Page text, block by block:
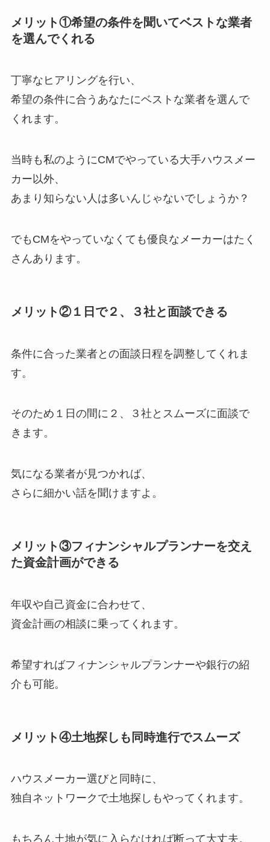
メリット①希望の条件を聞いてベストな業者
を選んでくれる
丁寧なヒアリングを行い、
希望の条件に合うあなたにベストな業者を選んで
くれます。
当時も私のようにCMでやっている大手ハウスメー
カー以外、
あまり知らない人は多いんじゃないでしょうか？
でもCMをやっていなくても優良なメーカーはたく
さんあります。
メリット②１日で２、３社と面談できる
条件に合った業者との面談日程を調整してくれま
す。
そのため１日の間に２、３社とスムーズに面談で
きます。
気になる業者が見つかれば、
さらに細かい話を聞けますよ。
メリット③フィナンシャルプランナーを交え
た資金計画ができる
年収や自己資金に合わせて、
資金計画の相談に乗ってくれます。
希望すればフィナンシャルプランナーや銀行の紹
介も可能。
メリット④土地探しも同時進行でスムーズ
ハウスメーカー選びと同時に、
独自ネットワークで土地探しもやってくれます。
もちろん土地が気に入らなければ断って大丈夫。